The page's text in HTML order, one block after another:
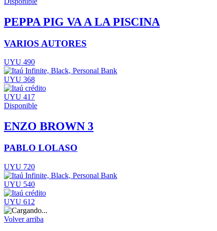
PEPPA PIG VA A LA PISCINA
VARIOS AUTORES
UYU 490
UYU 368
UYU 417
Disponible
ENZO BROWN 3
PABLO LOLASO
UYU 720
UYU 540
UYU 612
Volver arriba